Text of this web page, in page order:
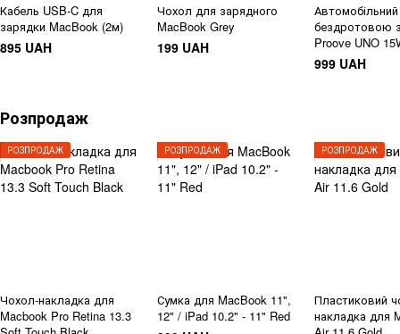
Кабель USB‑C для
зарядки MacBook (2м)
895 UAH
Чохол для зарядного
MacBook Grey
199 UAH
бездротовою
Proove UNO
999 UAH
Розпродаж
РОЗПРОДАЖ
Чохол-накладка для
Macbook Pro Retina 13.3
РОЗПРОДАЖ
Сумка для MacBook 11",
12" / iPad 10.2" - 11" Red
РОЗПРОДАЖ
Пластиковий
накладка для